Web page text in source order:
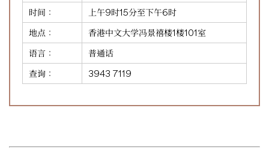
时间：
上午9时15分至下午6时
地点：
香港中文大学冯景禧楼1楼101室
语言：
普通话
查询：
3943 7119